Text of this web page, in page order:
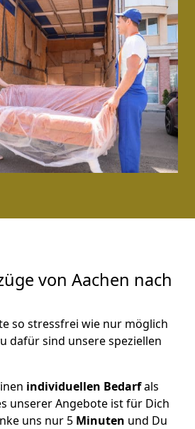
von Aachen nach
so stressfrei wie nur möglich
dafür sind unsere speziellen
individuellen Bedarfals
unserer Angebote ist für Dich
uns nur 5 Minuten und Du